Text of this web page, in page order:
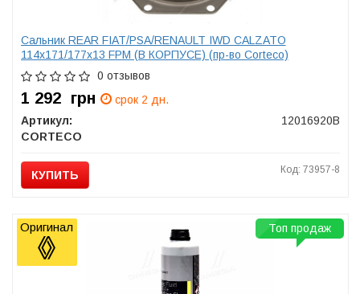
Сальник REAR FIAT/PSA/RENAULT IWD CALZATO
114x171/177x13 FPM (В КОРПУСЕ) (пр-во Corteco)
0 отзывов
1 292 грн
срок 2 дн.
Артикул:
12016920B
CORTECO
КУПИТЬ Код: 73957-8
Топ продаж
Оригинал